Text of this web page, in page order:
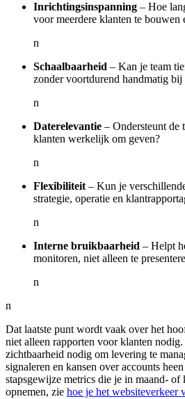
Inrichtingsinspanning – Hoe
voor meerdere klanten te bouwen
n
Schaalbaarheid – Kan je team
zonder voortdurend handmatig bij
n
Daterelevantie – Ondersteunt de
klanten werkelijk om geven?
n
Flexibiliteit – Kun je
strategie, operatie en
n
Interne bruikbaarheid – Helpt
monitoren, niet alleen te
n
n
Dat laatste punt wordt vaak over het
niet alleen rapporten voor klanten
zichtbaarheid nodig om levering te
signaleren en kansen over accounts
stapsgewijze metrics die je in maand-
opnemen, zie hoe je het websiteverkeer